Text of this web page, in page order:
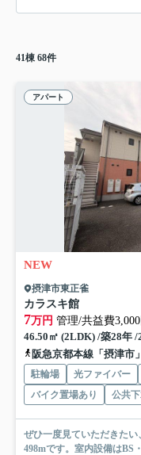
41棟 68件
アパート
NEW
摂津市東正雀
カラスキ館
7万円 管理/共益費3,000
46.50㎡ (2LDK) /築28年 /
阪急京都本線「摂津市
駐輪場 光ファイバー
バイク置場あり
公共
ぜひ一度見ていただきた
498mです。室内設備はBS